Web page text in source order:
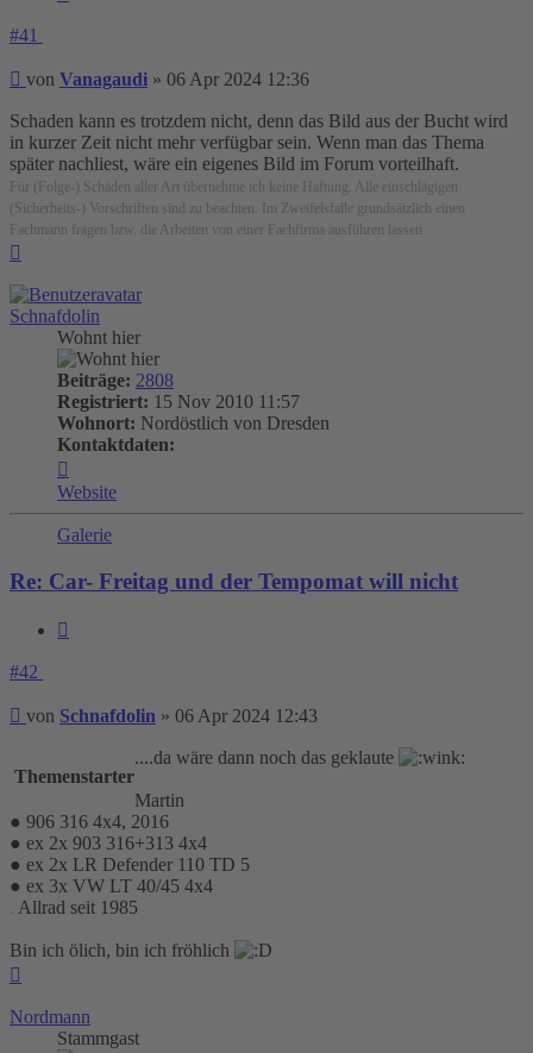
#41
Beitrag
von Vanagaudi » 06 Apr 2024 12:36
Schaden kann es trotzdem nicht, denn das Bild aus der Bucht wird
in kurzer Zeit nicht mehr verfügbar sein. Wenn man das Thema
später nachliest, wäre ein eigenes Bild im Forum vorteilhaft.
Für (Folge-) Schäden aller Art übernehme ich keine Haftung. Alle einschlägigen
(Sicherheits-) Vorschriften sind zu beachten. Im Zweifelsfalle grundsätzlich einen
Fachmann fragen bzw. die Arbeiten von einer Fachfirma ausführen lassen.
Schnafdolin
Wohnt hier
Beiträge: 2808
Registriert: 15 Nov 2010 11:57
Wohnort: Nordöstlich von Dresden
Kontaktdaten:
von
Schnafdolin
Website
Galerie
Re: Car- Freitag und der Tempomat will nicht
#42
Beitrag
von Schnafdolin » 06 Apr 2024 12:43
Themenstarter
....da wäre dann noch das geklaute
Martin
● 906 316 4x4, 2016
● ex 2x 903 316+313 4x4
● ex 2x LR Defender 110 TD 5
● ex 3x VW LT 40/45 4x4
. Allrad seit 1985
Bin ich ölich, bin ich fröhlich
Nordmann
Stammgast